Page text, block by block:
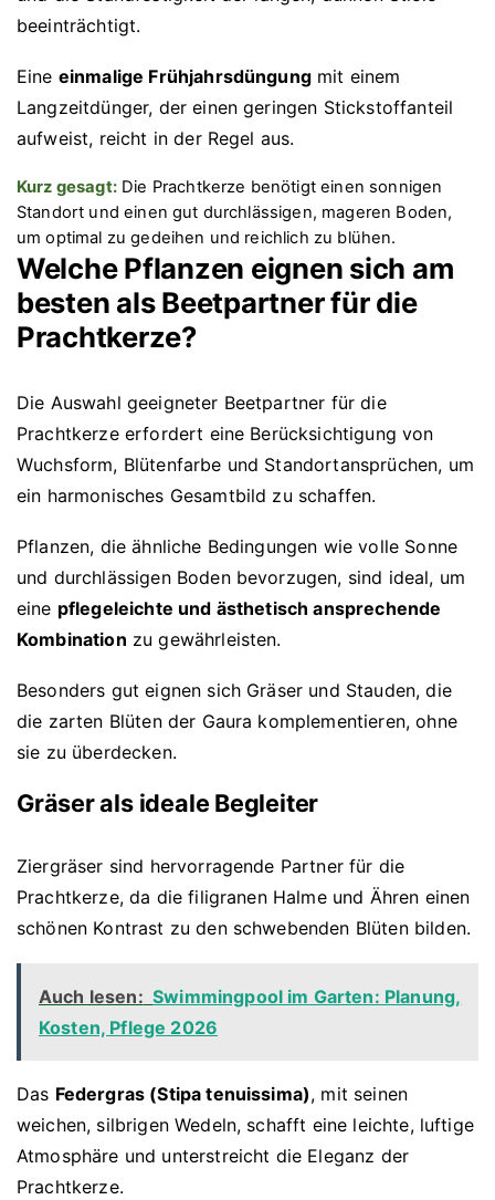
beeinträchtigt.
Eine einmalige Frühjahrsdüngungmit einem
Langzeitdünger, der einen geringen Stickstoffanteil
aufweist, reicht in der Regel aus.
Kurz gesagt:Die Prachtkerze benötigt einen sonnigen
Standort und einen gut durchlässigen, mageren Boden,
um optimal zu gedeihen und reichlich zu blühen.
Welche Pflanzen eignen sich am
besten als Beetpartner für die
Prachtkerze?
Die Auswahl geeigneter Beetpartner für die
Prachtkerze erfordert eine Berücksichtigung von
Wuchsform, Blütenfarbe und Standortansprüchen, um
ein harmonisches Gesamtbild zu schaffen.
Pflanzen, die ähnliche Bedingungen wie volle Sonne
und durchlässigen Boden bevorzugen, sind ideal, um
eine pflegeleichte und ästhetisch ansprechende
Kombination zu gewährleisten.
Besonders gut eignen sich Gräser und Stauden, die
die zarten Blüten der Gaura komplementieren, ohne
sie zu überdecken.
Gräser als ideale Begleiter
Ziergräser sind hervorragende Partner für die
Prachtkerze, da die filigranen Halme und Ähren einen
schönen Kontrast zu den schwebenden Blüten bilden.
Auch lesen: Swimmingpool im Garten: Planung,
Kosten, Pflege 2026
Das Federgras (Stipa tenuissima), mit seinen
weichen, silbrigen Wedeln, schafft eine leichte, luftige
Atmosphäre und unterstreicht die Eleganz der
Prachtkerze.